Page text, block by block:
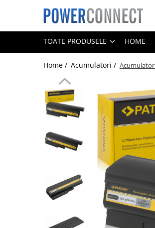
Toate Produsele
Sisteme filtrare apa
Sisteme filtrare apa
Acumulatori
Aparate foto
Telefoane mobile
Boxe portabile
TOATE PRODUSELE HOME
Home / Acumulatori /